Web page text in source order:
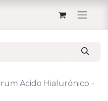
Acido Hialurónico -